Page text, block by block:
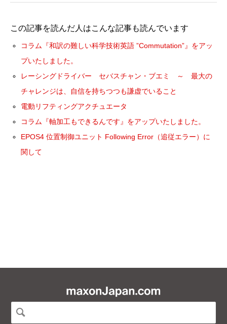
この記事を読んだ人はこんな記事も読んでいます
コラム『和訳の難しい科学技術英語 ”Commutation”』をアッ
プいたしました。
レーシングドライバー セバスチャン・ブエミ ～ 最大の
チャレンジは、自信を持ちつつも謙虚でいること
電動リフティングアクチュエータ
コラム『軸加工もできるんです』をアップいたしました。
EPOS4 位置制御ユニット Following Error（追従エラー）に
関して